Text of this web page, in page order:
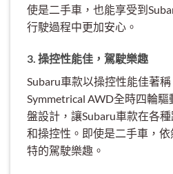
使是二手車，也能享受到
行駛過程中更加安心。
3. 操控性能佳，駕駛樂趣
Subaru車款以操控性能佳著
Symmetrical AWD全時四輪
盤設計，讓Subaru車款在各
和操控性。即使是二手車，
特的駕駛樂趣。